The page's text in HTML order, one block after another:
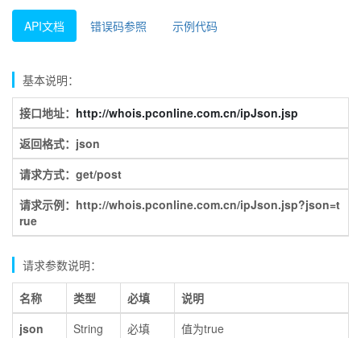
API文档 错误码参照 示例代码
基本说明：
接口地址： http://whois.pconline.com.cn/ipJson.jsp
返回格式：json
请求方式：get/post
请求示例：http://whois.pconline.com.cn/ipJson.jsp?json=t
rue
请求参数说明：
名称 类型 必填
说明
json
String 必填
值为true